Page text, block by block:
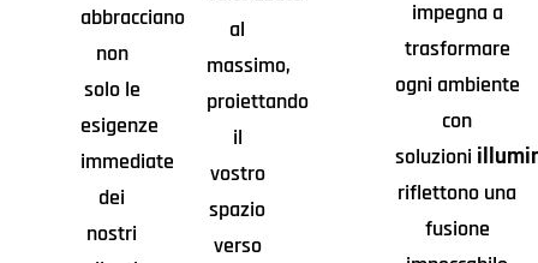
abbracciano
non
solo le
esigenze
immediate
dei
nostri
al
massimo,
proiettando
il
vostro
spazio
verso
impegna a
trasformare
ogni ambiente
con
soluzioni
riflettono una
fusione